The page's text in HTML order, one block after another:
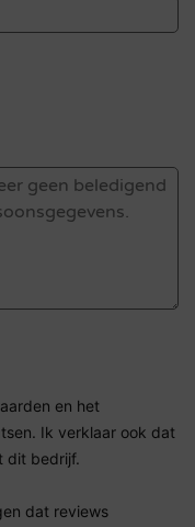
en het
Ik verklaar ook dat
dit bedrijf.
dat reviews